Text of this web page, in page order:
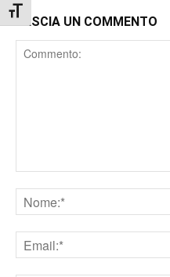
Attiva/disattiva dimensione testo
LASCIA UN COMMENTO
Comment
Nome
Email